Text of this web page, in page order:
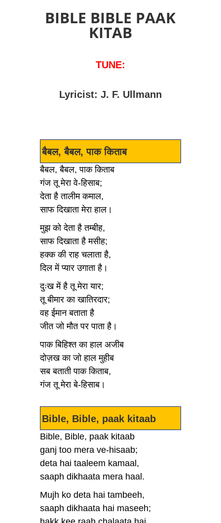
BIBLE BIBLE PAAK
KITAB
TUNE:
Lyricist: J. F. Ullmann
बैबल, बैबल, पाक किताब
बैबल, बैबल, पाक किताब
गंज तू मेरा वे-हिसाब;
देता है तालीम कमाल,
साफ दिखाता मेरा हाल।
मुझ को देता है तम्बीह,
साफ दिखाता है मसीह;
हक्क की राह चलाता है,
दिल में प्यार उगाता है।
दुःख में है तू मेरा यार;
तू बीमार का खातिरदार;
वह ईमान बताता है
जीत जो मौत पर पाता है।
पाक बिहिश्त का हाल अजीब
दोज़ख का जो हाल मुहीब
सब बताती पाक किताब,
गंज तू मेरा बे-हिसाब।
Bible, Bible, paak kitaab
Bible, Bible, paak kitaab
ganj too mera ve-hisaab;
deta hai taaleem kamaal,
saaph dikhaata mera haal.
Mujh ko deta hai tambeeh,
saaph dikhaata hai maseeh;